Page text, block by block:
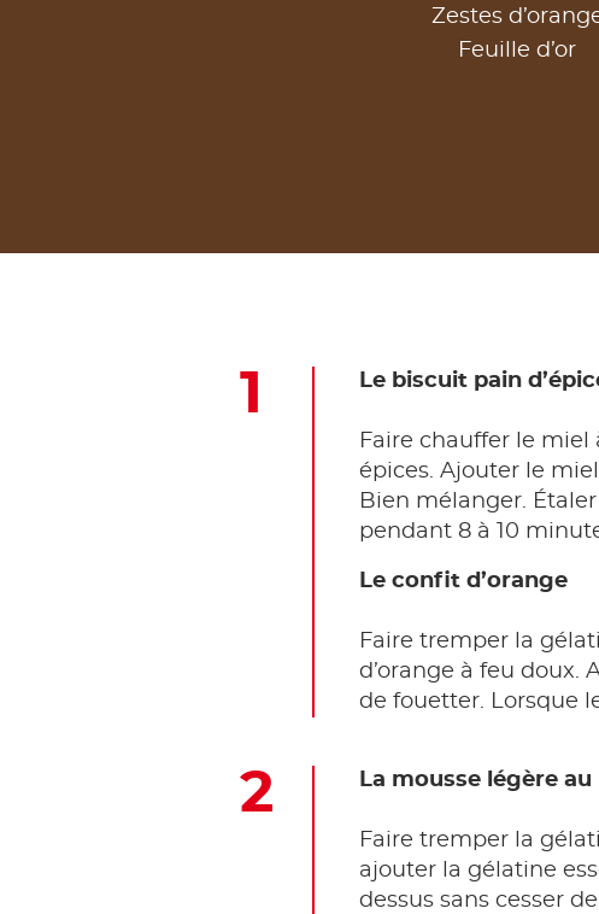
Zestes
Feuille d’or
Le biscuit pain
Faire chauffer le miel
épices. Ajouter le
Bien mélanger.
pendant 8 à 10
Le confit d’orange
Faire tremper la
d’orange à feu doux.
de fouetter. Lorsque
La mousse légère
Faire tremper la
ajouter la gélatine
dessus sans cesser